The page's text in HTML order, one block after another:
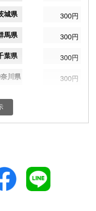
城県 300円
馬県 300円
葉県 300円
川県 300円
山県
重県